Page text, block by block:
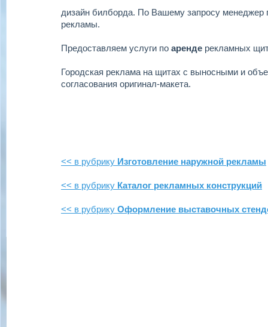
дизайн билборда. По Вашему запросу менеджер
рекламы.
Предоставляем услуги по аренде рекламных
Городская реклама на щитах с выносными и
согласования оригинал-макета.
<< в рубрику Изготовление наружной рекламы
<< в рубрику Каталог рекламных конструкций
<< в рубрику Оформление выставочных